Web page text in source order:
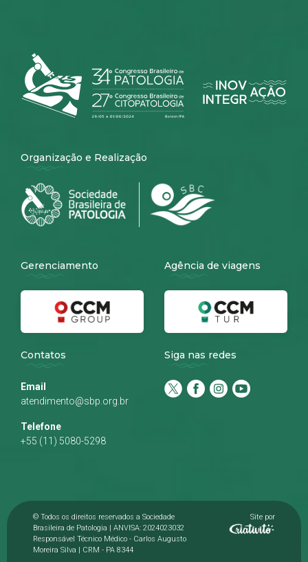
Organização e Realização
Gerenciamento Agência de viagens
Contatos
Email
atendimento@sbp.org.br
Telefone
+55 (11) 5080-5298
Siga nas redes
© Todos os direitos reservados a Sociedade
Brasileira de Patologia | ANVISA: 2024023032
Responsável Técnico Médico - Carlos Augusto
Moreira Silva | CRM - PA 8344
Site por